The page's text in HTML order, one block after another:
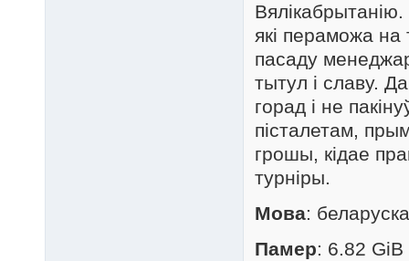
які пераможа на
пасаду
тытул і славу.
горад і не
пісталетам,
грошы, кідае
турніры.
Мова:
Памер: 6.82 GiB